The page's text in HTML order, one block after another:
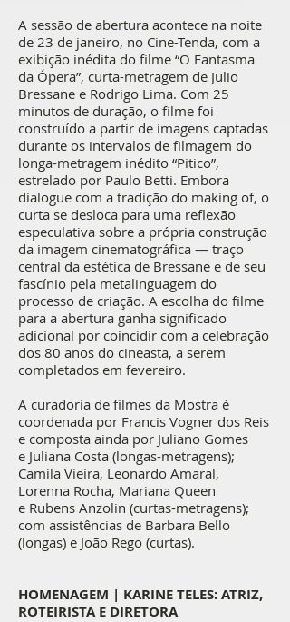
A sessão de abertura acontece na noite
de 23 de janeiro, no Cine-Tenda, com a
exibição inédita do filme “O Fantasma
da Ópera”, curta-metragem de Julio
Bressane e Rodrigo Lima. Com 25
minutos de duração, o filme foi
construído a partir de imagens captadas
durante os intervalos de filmagem do
longa-metragem inédito “Pitico”,
estrelado por Paulo Betti. Embora
dialogue com a tradição do making of, o
curta se desloca para uma reflexão
especulativa sobre a própria construção
da imagem cinematográfica — traço
central da estética de Bressane e de seu
fascínio pela metalinguagem do
processo de criação. A escolha do filme
para a abertura ganha significado
adicional por coincidir com a celebração
dos 80 anos do cineasta, a serem
completados em fevereiro.
A curadoria de filmes da Mostra é
coordenada por Francis Vogner dos Reis
e composta ainda por Juliano Gomes
e Juliana Costa (longas-metragens);
Camila Vieira, Leonardo Amaral,
Lorenna Rocha, Mariana Queen
e Rubens Anzolin (curtas-metragens);
com assistências de Barbara Bello
(longas) e João Rego (curtas).
HOMENAGEM | KARINE TELES: ATRIZ,
ROTEIRISTA E DIRETORA